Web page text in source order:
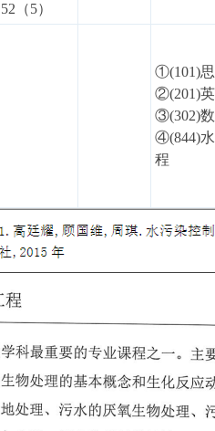
52（5）
①(101)
②(201)英
③(302)数
④(844)
程